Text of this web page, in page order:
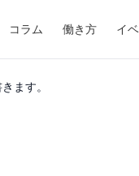
コラム 働き方 イ
ます。